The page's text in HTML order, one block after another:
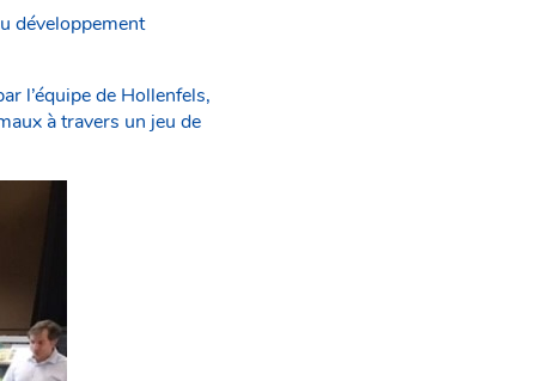
développement
l’équipe de Hollenfels,
à travers un jeu de